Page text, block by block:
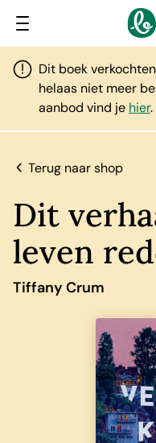
Dit boek
helaas niet meer
aanbod vind je hier.
Terug naar shop
Dit
leven
Tiffany Crum